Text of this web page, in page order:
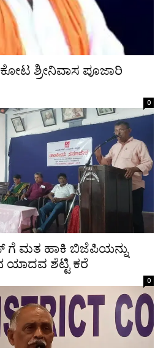
ಶ್ರೀನಿವಾಸ ಪೂಜಾರಿ
0
ಗೆ ಮತ ಹಾಕಿ ಬಿಜೆಪಿಯನ್ನು
ಶೆಟ್ಟಿ ಕರೆ
0